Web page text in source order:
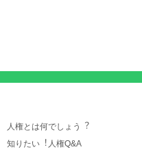
人権とは何でしょう︖
知りたい︕人権Q&A